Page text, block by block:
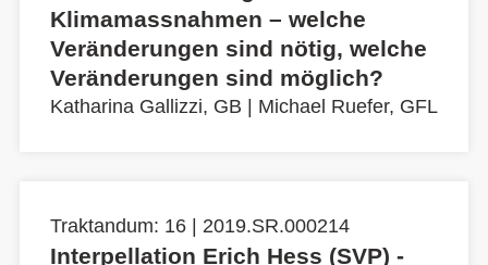
Klimamassnahmen – welche
Veränderungen sind nötig, welche
Veränderungen sind möglich?
Katharina Gallizzi, GB Michael Ruefer, GFL
Traktandum: 16 | 2019.SR.000214
Interpellation Erich Hess (SVP) -